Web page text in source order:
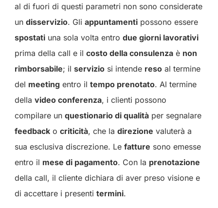
al di fuori di questi parametri non sono considerate
un disservizio. Gli appuntamenti possono essere
spostati una sola volta entro due giorni lavorativi
prima della call e il costo della consulenza è non
rimborsabile; il servizio si intende reso al termine
del meeting entro il tempo prenotato. Al termine
della video conferenza, i clienti possono
compilare un questionario di qualità per segnalare
feedback o criticità, che la direzione valuterà a
sua esclusiva discrezione. Le fatture sono emesse
entro il mese di pagamento. Con la prenotazione
della call, il cliente dichiara di aver preso visione e
di accettare i presenti termini.